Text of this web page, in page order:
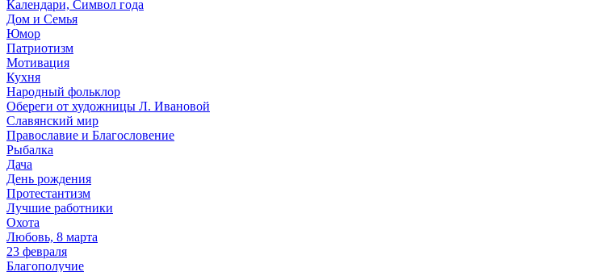
Календари, Символ года
Дом и Семья
Юмор
Патриотизм
Мотивация
Кухня
Народный фольклор
Обереги от художницы Л. Ивановой
Славянский мир
Православие и Благословение
Рыбалка
Дача
День рождения
Протестантизм
Лучшие работники
Охота
Любовь, 8 марта
23 февраля
Благополучие